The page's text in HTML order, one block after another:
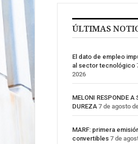
ÚLTIMAS
El dato de empleo
al sector tecnológico
2026
MELONI RESPONDE A
DUREZA 7 de agosto
MARF: primera
convertibles 7 de